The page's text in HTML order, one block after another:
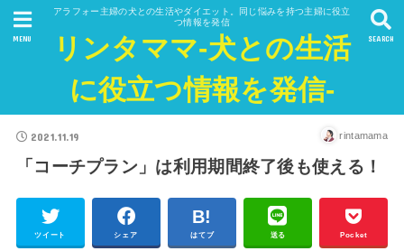
アラフォー主婦の犬との生活やダイエット。同じ悩みを持つ主婦に役立
つ情報を発信
リンタママ-犬との生活
に役立つ情報を発信-
SEARCH
MENU
2021.11.19 rintamama
「コーチプラン」は利用期間終了後も使える！
ツイート シェア はてブ 送る Pocket